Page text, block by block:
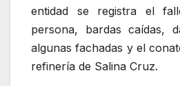
entidad se registra el
persona, bardas caídas,
algunas fachadas y el
refinería de Salina Cruz.